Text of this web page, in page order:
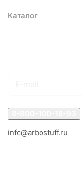
Каталог
info@arbostuff.ru